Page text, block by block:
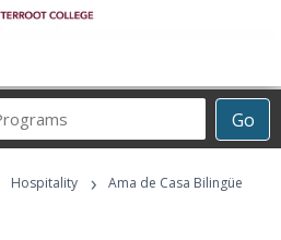
Go
Career
Programs
Hospitality › Ama de Casa Bilingüe